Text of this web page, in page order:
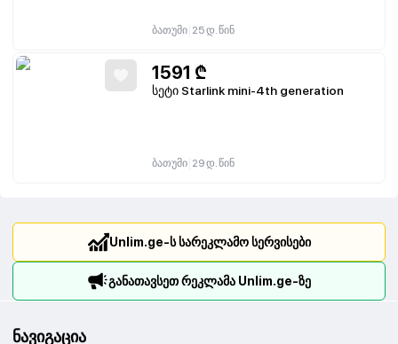
ბათუმი 25 დ. წინ
1591 ₾
სეტი Starlink mini-4th generation
ბათუმი 29 დ. წინ
Unlim.ge-ს სარეკლამო სერვისები
განათავსეთ რეკლამა Unlim.ge-ზე
ნავიგაცია